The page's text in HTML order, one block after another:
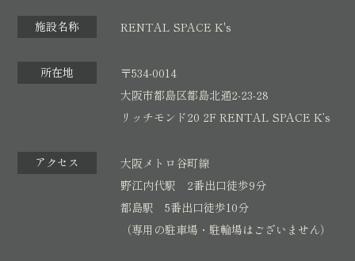
て第三者に配布する行為
第11条（受講資格の失効）
次に掲げるいずれかの事由に該当した場合には、本講座の
受講資格を失効し、その後当該講座並びに当教室が開催す
る如何なる講座の受講も出来なくなります。又、失効した
本規約、又は法令に違反した場合
公序良俗に違反し、又は犯罪に結びつく恐れのある行為
6.法令、規範の遵守と見直し
令、その他規範を遵守するとともに、本ポリシーの内容を
適宜見直し、その改善に努めます。
7.お問い合わせ先
絡ください。
大阪市都島区都島北通2-23-28 リンチモンド20 2F
RENTAL SPACE K’s
施設名称 RENTAL SPACE K's
所在地
〒534-0014
大阪市都島区都島北通2-23-28
リッチモンド20 2F RENTAL SPACE K’s
アクセス
大阪メトロ谷町線
野江内代駅 2番出口徒歩9分
都島駅 5番出口徒歩10分
（専用の駐車場・駐輪場はございません）